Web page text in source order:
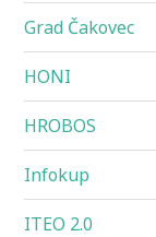
Grad Čakovec
HONI
HROBOS
Infokup
ITEO 2.0